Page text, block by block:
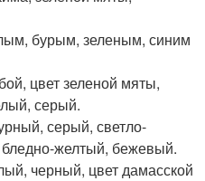
бурым, зеленым, синим
цвет зеленой мяты,
серый.
серый, светло-
желтый, бежевый.
черный, цвет дамасской